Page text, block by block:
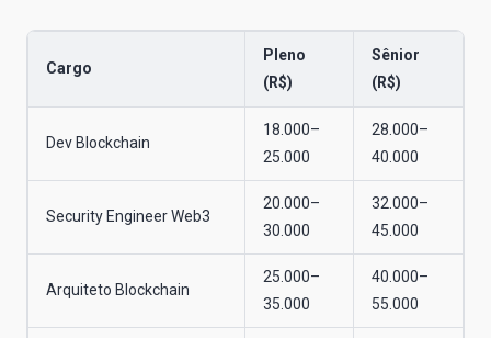
Cargo
Pleno
(R$)
Sênior
(R$)
Dev Blockchain
18.000–
25.000
28.000–
40.000
Security Engineer Web3
20.000–
30.000
32.000–
45.000
Arquiteto Blockchain
25.000–
35.000
40.000–
55.000